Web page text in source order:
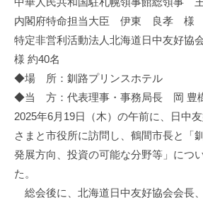
内閣府特命担当大臣 伊東 良孝 様
特定非営利活動法人北海道日中友好
様 約40名
◆場 所：釧路プリンスホテル
◆当 方：代表理事・事務局長 岡 豊
2025年6月19日（木）の午前に、日中
さまと市役所に訪問し、鶴間市長と「
発展方向、投資の可能な分野等」につ
た。
総会後に、北海道日中友好協会会長